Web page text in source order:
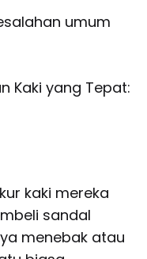
umum
Kaki yang Tepat:
kaki mereka
sandal
menebak atau